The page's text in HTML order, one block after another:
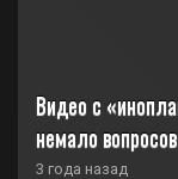
Видео с
немало вопросов
3 года назад